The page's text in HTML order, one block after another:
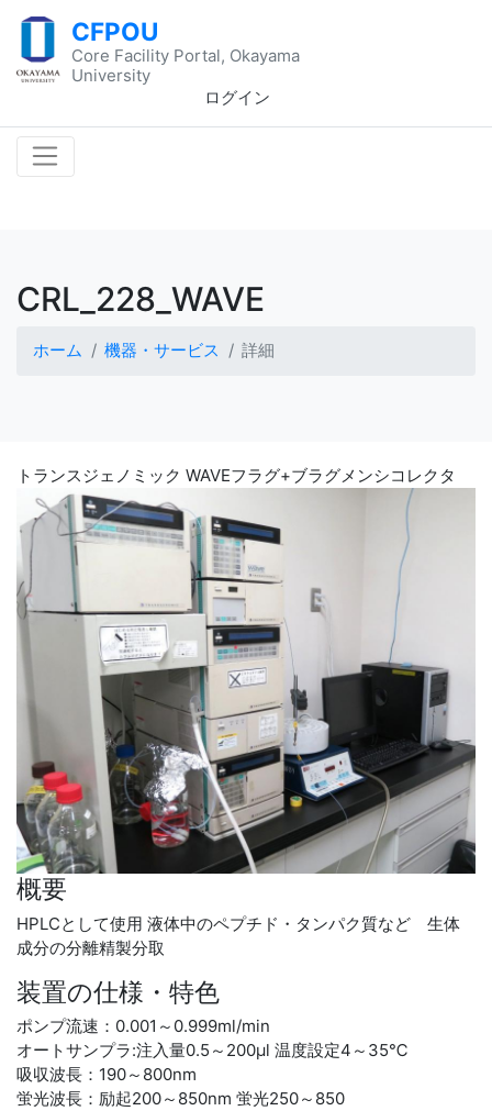
CFPOU
Core Facility Portal, Okayama
University
ログイン
CRL_228_WAVE
ホーム 機器・サービス 詳細
トランスジェノミック WAVEフラグ+ブラグメンシコレクタ
概要
HPLCとして使用 液体中のペプチド・タンパク質など 生体
成分の分離精製分取
装置の仕様・特色
ポンプ流速：0.001～0.999ml/min
オートサンプラ:注入量0.5～200μl 温度設定4～35℃
吸収波長：190～800nm
蛍光波長：励起200～850nm 蛍光250～850